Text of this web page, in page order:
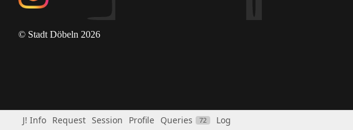
© Stadt Döbeln 2026
J! Info Request Session Profile Queries 72 Log